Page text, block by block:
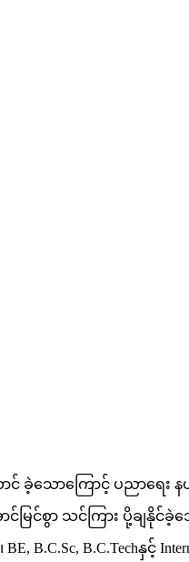
ထောင် ခဲ့သောကြောင့် ပညာ
ောင်မြင်စွာ သင်ကြား ပို့ခ
B.C.Techနှင့်